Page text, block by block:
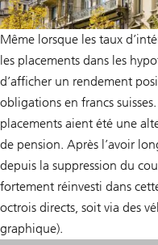
Même lorsque les taux
les placements dans les
d’afficher un rendement
obligations en francs
placements aient été une
de pension. Après l’avoir
depuis la suppression du
fortement réinvesti dans
octrois directs, soit via des
graphique).